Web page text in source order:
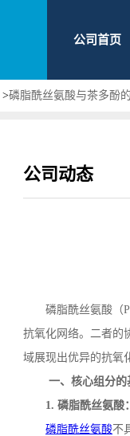
公司首页
>磷脂酰丝氨酸与茶多酚
公司动态
磷脂酰丝氨酸（
抗氧化网络。二者的
域展现出优异的抗氧
一、核心组分的
1.磷脂酰丝氨酸
磷脂酰丝氨酸不